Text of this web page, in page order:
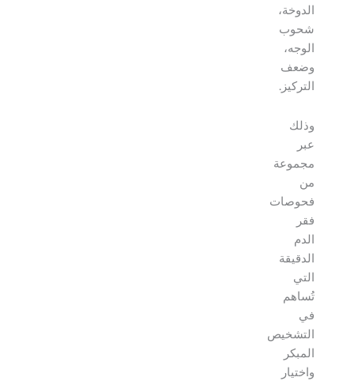
الدوخة،
شحوب
الوجه،
وضعف
التركيز.
وذلك
عبر
مجموعة
من
فحوصات
فقر
الدم
الدقيقة
التي
تُساهم
في
التشخيص
المبكر
واختيار